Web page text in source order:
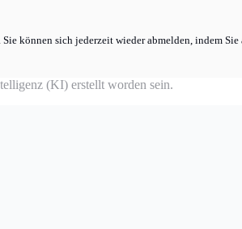
Sie können sich jederzeit wieder abmelden, indem
(KI) erstellt worden sein.